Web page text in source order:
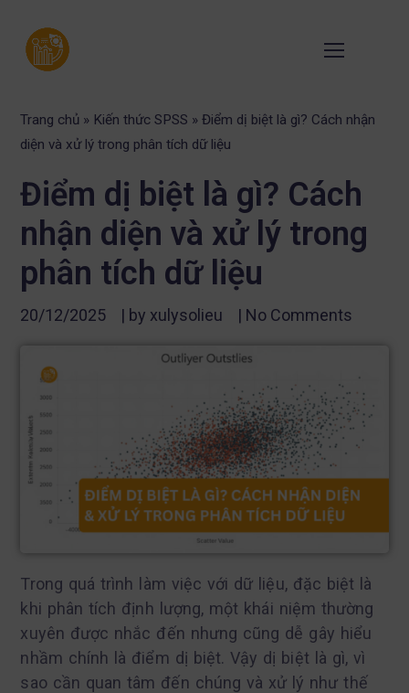
Trang chủ » Kiến thức SPSS »Điểm dị biệt là gì? Cách nhận
diện và xử lý trong phân tích dữ liệu
Điểm dị biệt là gì? Cách
nhận diện và xử lý trong
phân tích dữ liệu
20/12/2025 | by xulysolieu | No Comments
Trong quá trình làm việc với dữ liệu, đặc biệt là
khi phân tích định lượng, một khái niệm thường
xuyên được nhắc đến nhưng cũng dễ gây hiểu
nhầm chính là điểm dị biệt. Vậy dị biệt là gì, vì
sao cần quan tâm đến chúng và xử lý như thế